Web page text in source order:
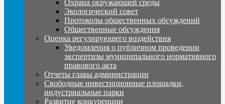
Охрана окружающей среды
Экологический совет
Протоколы общественных обсуждений
Общественные обсуждения
Оценка регулирующего воздействия
Уведомления о публичном проведении
экспертизы муниципального нормативного
правового акта
Отчеты главы администрации
Свободные инвестиционные площадки,
индустриальные парки
Развитие конкуренции